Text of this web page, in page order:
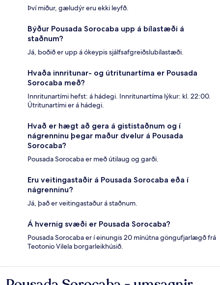
Því miður, gæludýr eru ekki leyfð.
Býður Pousada Sorocaba upp á bílastæði á
staðnum?
Já, boðið er upp á ókeypis sjálfsafgreiðslubílastæði.
Hvaða innritunar- og útritunartíma er Pousada
Sorocaba með?
Innritunartími hefst: á hádegi. Innritunartíma lýkur: kl. 22:00.
Útritunartími er á hádegi.
Hvað er hægt að gera á gististaðnum og í
nágrenninu þegar maður dvelur á Pousada
Sorocaba?
Pousada Sorocaba er með útilaug og garði.
Eru veitingastaðir á Pousada Sorocaba eða í
nágrenninu?
Já, það er veitingastaður á staðnum.
Á hvernig svæði er Pousada Sorocaba?
Pousada Sorocaba er í einungis 20 mínútna göngufjarlægð frá
Teotonio Vilela borgarleikhúsið.